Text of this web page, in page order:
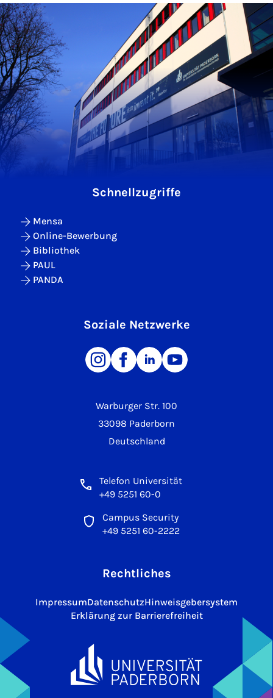
Warburger Str. 100
33098 Paderborn
Deutschland
Telefon Universität
+49 5251 60-0
Campus Security
+49 5251 60-2222
Schnellzugriffe
Mensa
Online-Bewerbung
Bibliothek
PAUL
PANDA
Soziale Netzwerke
Rechtliches
ImpressumDatenschutzHinweisgebersystem
Erklärung zur Barrierefreiheit